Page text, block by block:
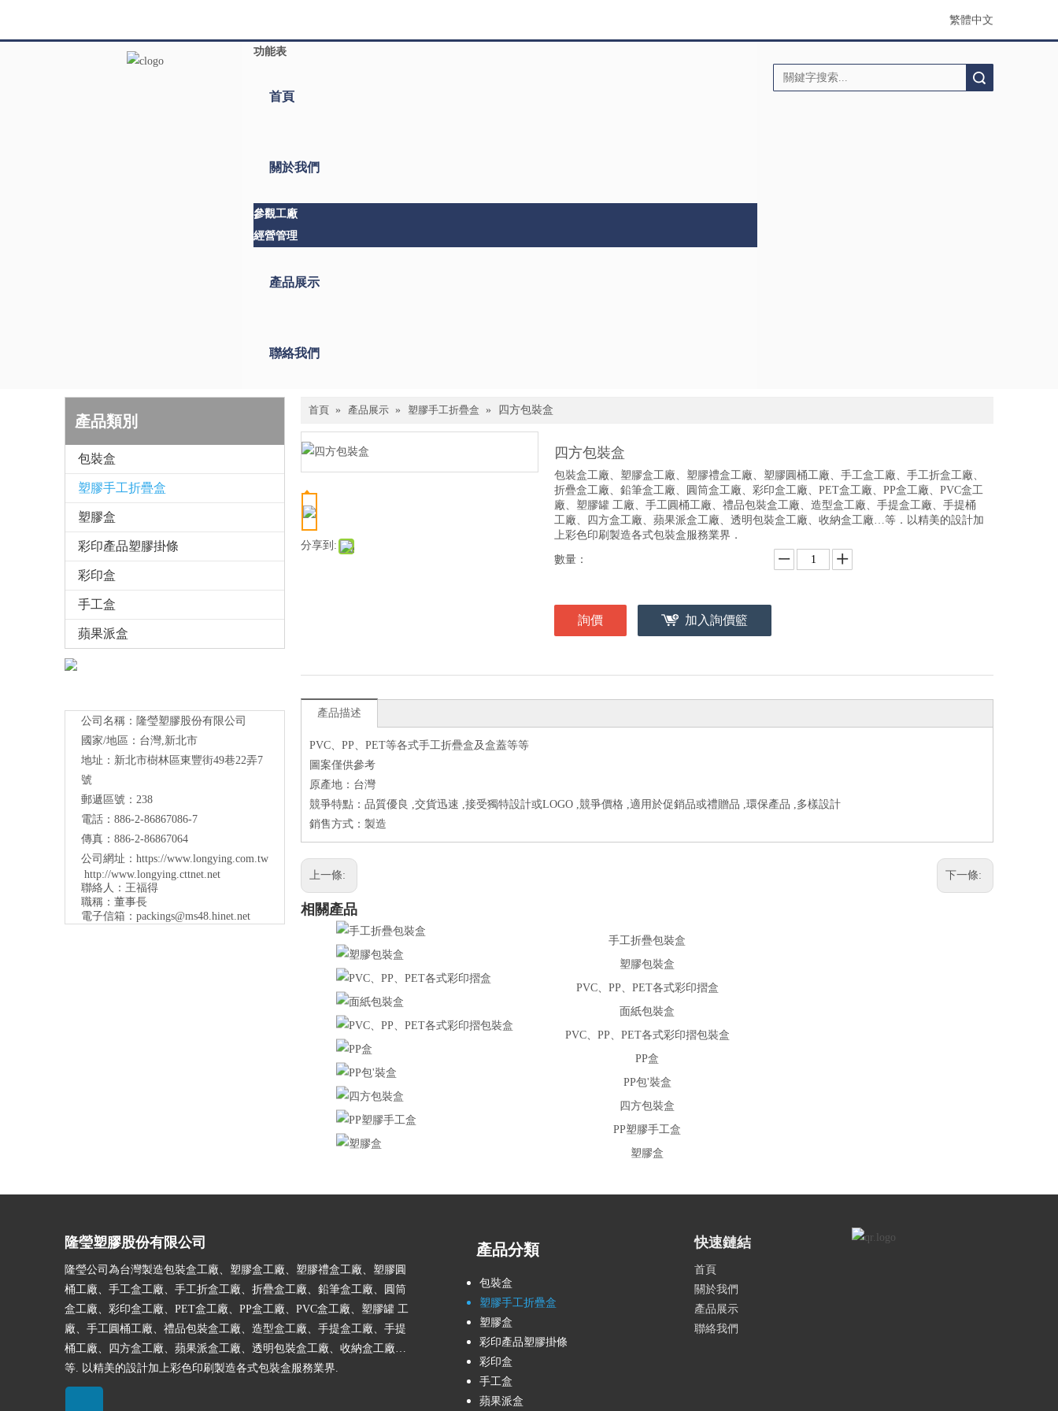
繁體中文
功能表
首頁
關於我們
參觀工廠
經營管理
產品展示
聯絡我們
產品類別
包裝盒
塑膠手工折疊盒
塑膠盒
彩印產品塑膠掛條
彩印盒
手工盒
蘋果派盒
公司名稱：隆瑩塑膠股份有限公司
國家/地區：台灣,新北市
地址：新北市樹林區東豐街49巷22弄7
號
郵遞區號：238
電話：886-2-86867086-7
傳真：886-2-86867064
公司網址： https://www.longying.com.tw
http://www.longying.cttnet.net
聯絡人：王福得
職稱： 董事長
電子信箱： packings@ms48.hinet.net
首頁 » 產品展示 » 塑膠手工折疊盒 » 四方包裝盒
分享到:
四方包裝盒
包裝盒工廠、塑膠盒工廠、塑膠禮盒工廠、塑膠圓桶工廠、手工盒工廠、手工折盒工廠、
折疊盒工廠、鉛筆盒工廠、圓筒盒工廠、彩印盒工廠、PET盒工廠、PP盒工廠、PVC盒工
廠、塑膠罐 工廠、手工圓桶工廠、禮品包裝盒工廠、造型盒工廠、手提盒工廠、手提桶
工廠、四方盒工廠、蘋果派盒工廠、透明包裝盒工廠、收納盒工廠…等．以精美的設計加
上彩色印刷製造各式包裝盒服務業界．
數量：
詢價 加入詢價籃
產品描述
PVC、PP、PET等各式手工折疊盒及盒蓋等等
圖案僅供參考
原產地：台灣
競爭特點：品質優良 ,交貨迅速 ,接受獨特設計或LOGO ,競爭價格 ,適用於促銷品或禮贈品 ,環保產品 ,多樣設計
銷售方式：製造
上一條: 下一條:
相關產品
手工折疊包裝盒
塑膠包裝盒
PVC、PP、PET各式彩印摺盒
面紙包裝盒
PVC、PP、PET各式彩印摺包裝盒
PP盒
PP包'裝盒
四方包裝盒
PP塑膠手工盒
塑膠盒
隆瑩塑膠股份有限公司
隆瑩公司為台灣製造包裝盒工廠、塑膠盒工廠、塑膠禮盒工廠、塑膠圓
桶工廠、手工盒工廠、手工折盒工廠、折疊盒工廠、鉛筆盒工廠、圓筒
盒工廠、彩印盒工廠、PET盒工廠、PP盒工廠、PVC盒工廠、塑膠罐 工
廠、手工圓桶工廠、禮品包裝盒工廠、造型盒工廠、手提盒工廠、手提
桶工廠、四方盒工廠、蘋果派盒工廠、透明包裝盒工廠、收納盒工廠…
等. 以精美的設計加上彩色印刷製造各式包裝盒服務業界.
產品分類
包裝盒
塑膠手工折疊盒
塑膠盒
彩印產品塑膠掛條
彩印盒
手工盒
蘋果派盒
快速鏈結
首頁
關於我們
產品展示
聯絡我們